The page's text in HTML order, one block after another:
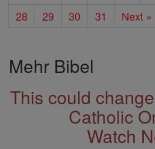
28
29 30 31 Next »
Mehr Bibel
This could
Catholic
Watch